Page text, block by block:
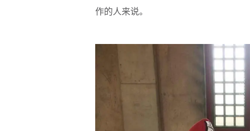
作的人来说。